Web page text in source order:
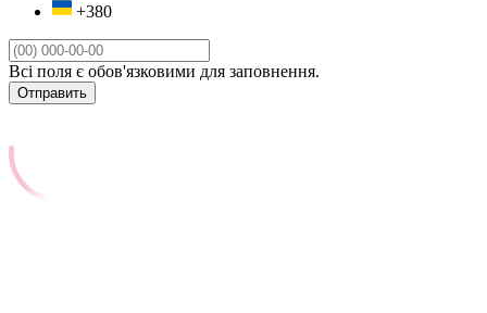
+380
Всі поля є обов'язковими для заповнення.
Отправить